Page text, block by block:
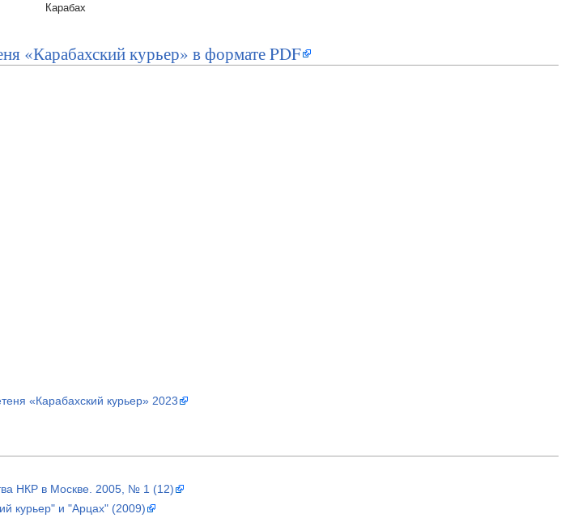
Карабах
«Карабахский курьер» в формате PDF
«Карабахский курьер» 2023
НКР в Москве. 2005, № 1 (12)
курьер" и "Арцах" (2009)